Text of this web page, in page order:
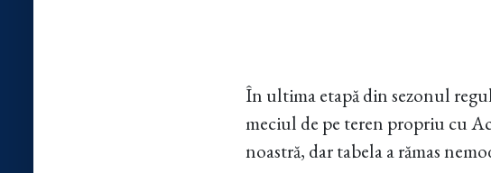
În ultima etapă din sezonul
meciul de pe teren propriu cu
noastră, dar tabela a rămas